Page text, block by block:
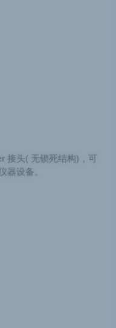
接头( 无锁死结构)，可
器设备。